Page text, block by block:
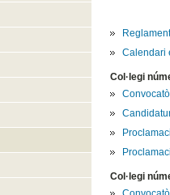
Calendari
Col·legi
Col·legi